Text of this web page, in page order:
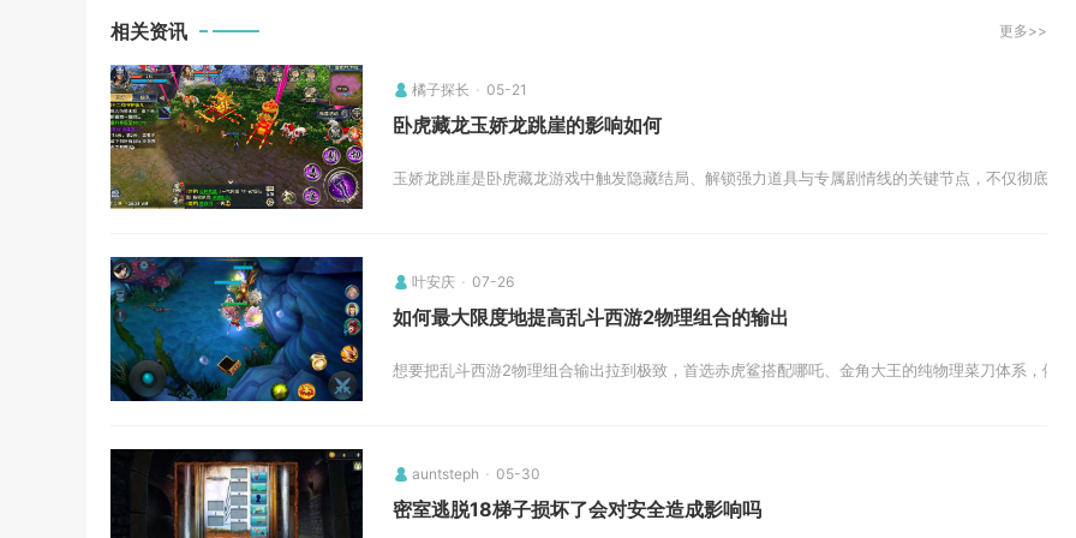
相关资讯 更多>>
橘子探长 05-21
卧虎藏龙玉娇龙跳崖的影响如何
玉娇龙跳崖是卧虎藏龙游戏中触发隐藏结局、解锁强力道具与专属剧情线的关键节点，不仅彻底改
叶安庆 07-26
如何最大限度地提高乱斗西游2物理组合的输出
想要把乱斗西游2物理组合输出拉到极致，首选赤虎鲨搭配哪吒、金角大王的纯物理菜刀体系，依
auntsteph 05-30
密室逃脱18梯子损坏了会对安全造成影响吗